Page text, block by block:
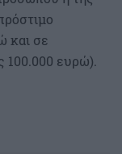
και σε
100.000 ευρώ).